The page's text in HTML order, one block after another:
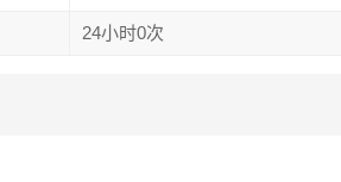
24小时0次